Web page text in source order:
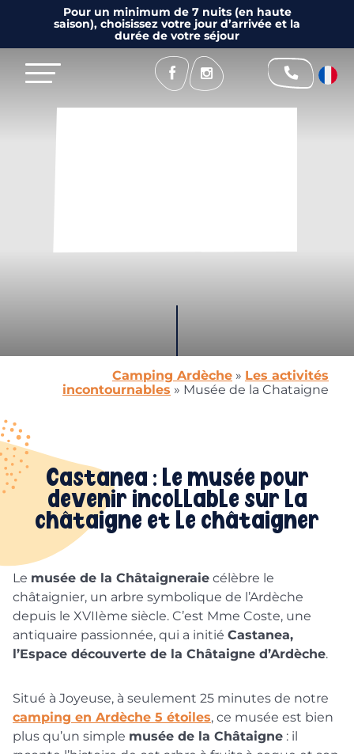
Pour un minimum de 7 nuits (en haute
saison), choisissez votre jour d’arrivée et la
durée de votre séjour
Camping Ardèche » Les activités
incontournables » Musée de la Chataigne
Castanea : le musée pour
devenir incollable sur la
châtaigne et le châtaigner
Le musée de la Châtaigneraie célèbre le
châtaignier, un arbre symbolique de l’Ardèche
depuis le XVIIème siècle. C’est Mme Coste, une
antiquaire passionnée, qui a initié Castanea,
l’Espace découverte de la Châtaigne d’Ardèche.
Situé à Joyeuse, à seulement 25 minutes de notre
camping en Ardèche 5 étoiles, ce musée est bien
plus qu’un simple musée de la Châtaigne : il